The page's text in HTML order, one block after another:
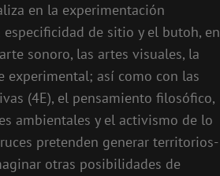
en la experimentación
de sitio y el butoh, en
sonoro, las artes visuales, la
experimental; así como con las
(4E), el pensamiento filosófico,
ambientales y el activismo de lo
pretenden generar territorios-
otras posibilidades de